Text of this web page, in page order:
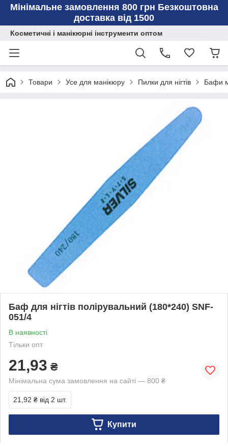
Мінімальне замовлення 800 грн Безкоштовна
доставка від 1500
Косметичні і манікюрні інструменти оптом
Товари Усе для манікюру Пилки для нігтів Бафи
Баф для нігтів полірувальний (180*240) SNF-
051/4
В наявності
Тільки опт
21,93 ₴
Мінімальна сума замовлення на сайті — 800 ₴
21,92 ₴ від 2 шт.
Купити